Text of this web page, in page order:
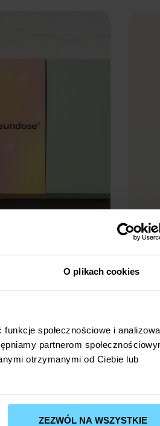
O plikach cookies
społecznościowe i
partnerom
otrzymanymi od Ciebie lub
ZEZWÓL NA WSZYSTKIE
ZESTAW PREZENTOWY ZIELONY Z KOLAGENEM I KAMIENIEM GUA SHA
29,00